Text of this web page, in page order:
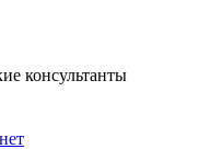
консультанты